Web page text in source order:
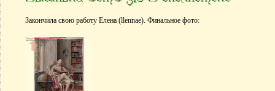
Закончила свою работу Елена (llennae). Финальное фото: